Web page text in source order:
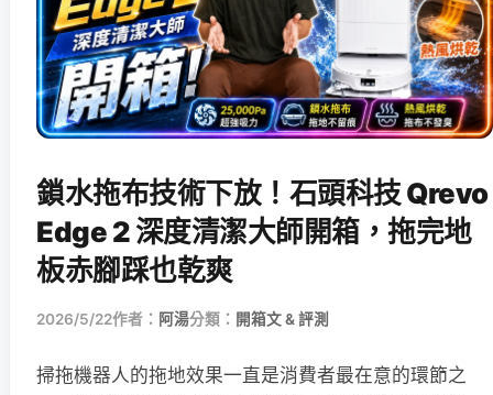
鎖水拖布技術下放！石頭科技 Qrevo
Edge 2 深度清潔大師開箱，拖完地
板赤腳踩也乾爽
2026/5/22作者： 阿湯分類： 開箱文 & 評測
掃拖機器人的拖地效果一直是消費者最在意的環節之